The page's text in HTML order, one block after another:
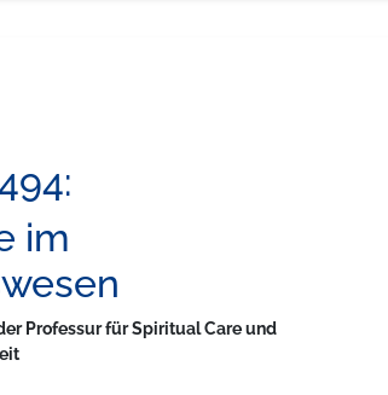
im
Professur für Spiritual Care und